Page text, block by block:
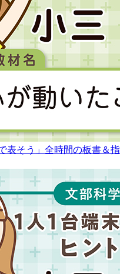
表そう」全時間の板書＆指